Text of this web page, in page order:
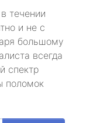
течении
и не с
большому
всегда
спектр
поломок